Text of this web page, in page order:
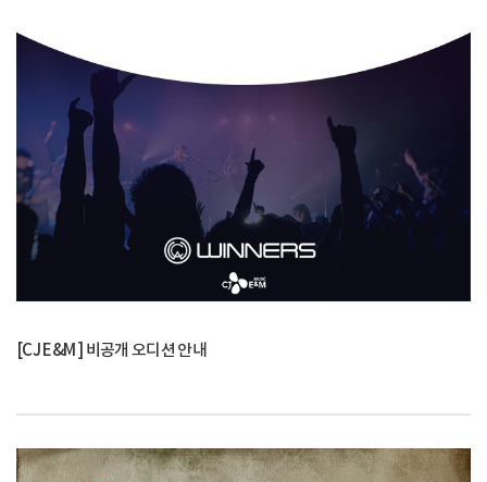
[CJ E&M ] 비공개 오디션 안내